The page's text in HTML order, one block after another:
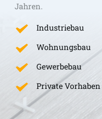
Jahren.
Industriebau
Wohnungsbau
Gewerbebau
Private Vorhaben